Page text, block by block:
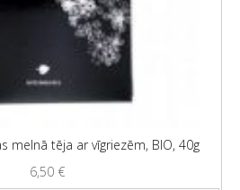
melnā tēja ar vīgriezēm, BIO, 40g
6,50 €